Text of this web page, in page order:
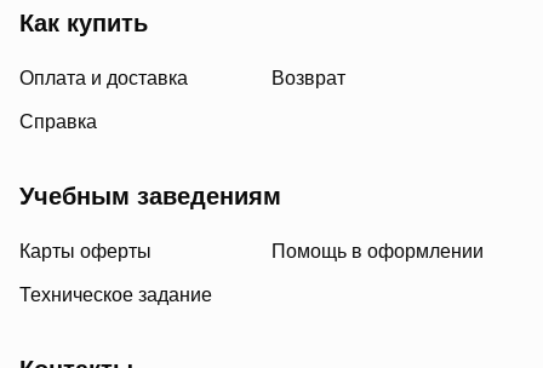
Как купить
Оплата и доставка Возврат
Справка
Учебным заведениям
Карты оферты Помощь в оформлении
Техническое задание